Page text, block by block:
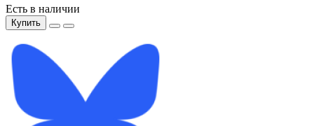
Есть в наличии
Купить